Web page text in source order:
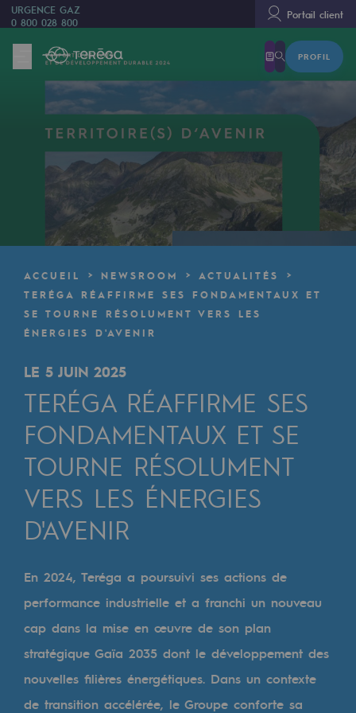
URGENCE GAZ
0 800 028 800
Portail client
PROFIL
Nous sommes
Nous sommes
80 ans d'histoire
Teréga
Teréga
Accélérateur de la transition énergétique
Une organisation adaptative et ouverte
Une organisation adaptative et
Transversalité et Collaboratif
Notre culture et nos valeurs
Une organisation certifiée
Notre organisation
Notre organisation
Indicateurs
Où nous trouver
Les énergies d'avenir
ACCUEIL NEWSROOM
ACTUALITÉS
TERÉGA RÉAFFIRME SES FONDAMENTAUX ET
SE TOURNE RÉSOLUMENT VERS LES
ÉNERGIES D'AVENIR
LE 5 JUIN 2025
TERÉGA RÉAFFIRME SES
FONDAMENTAUX ET SE
TOURNE RÉSOLUMENT
VERS LES ÉNERGIES
D'AVENIR
En 2024, Teréga a poursuivi ses actions de
performance industrielle et a franchi un nouveau
cap dans la mise en œuvre de son plan
stratégique Gaïa 2035 dont le développement des
nouvelles filières énergétiques. Dans un contexte
de transition accélérée, le Groupe conforte sa